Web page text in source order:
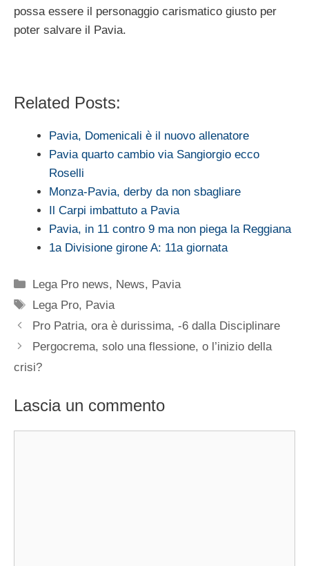
possa essere il personaggio carismatico giusto per
poter salvare il Pavia.
Related Posts:
Pavia, Domenicali è il nuovo allenatore
Pavia quarto cambio via Sangiorgio ecco
Roselli
Monza-Pavia, derby da non sbagliare
Il Carpi imbattuto a Pavia
Pavia, in 11 contro 9 ma non piega la Reggiana
1a Divisione girone A: 11a giornata
Categorie
Lega Pro news, News, Pavia
Tag
Lega Pro, Pavia
Pro Patria, ora è durissima, -6 dalla Disciplinare
Pergocrema, solo una flessione, o l’inizio della
crisi?
Lascia un commento